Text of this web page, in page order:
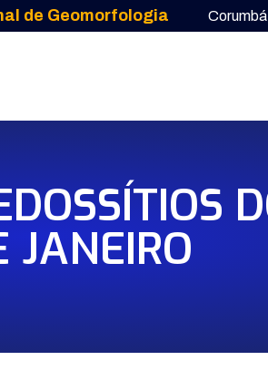
de Geomorfologia
JANEIRO